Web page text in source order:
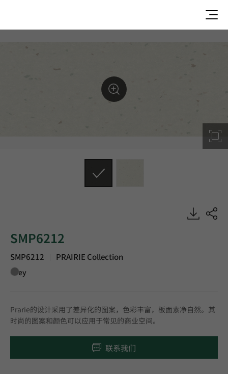
SMP6212, PRAIRIE, Homogeneous Sheet, HFLOR
SMP6212
SMP6212 PRAIRIE Collection
Grey
Prarie的设计采用了差异化的图案，色彩丰富，板面素净自然。其
时尚的图案和颜色可以应用于常见的商业空间。
联系我们